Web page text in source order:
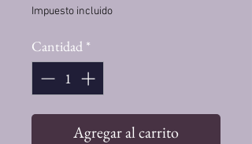
Impuesto incluido
Cantidad *
Agregar al carrito